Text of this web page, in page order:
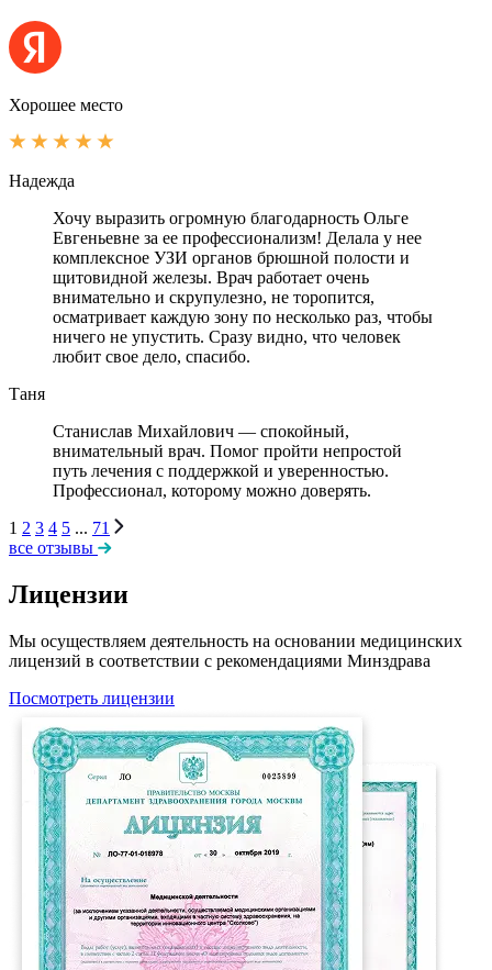
Хорошее место
Надежда
Хочу выразить огромную благодарность Ольге
Евгеньевне за ее профессионализм! Делала у нее
комплексное УЗИ органов брюшной полости и
щитовидной железы. Врач работает очень
внимательно и скрупулезно, не торопится,
осматривает каждую зону по несколько раз, чтобы
ничего не упустить. Сразу видно, что человек
любит свое дело, спасибо.
Таня
Станислав Михайлович — спокойный,
внимательный врач. Помог пройти непростой
путь лечения с поддержкой и уверенностью.
Профессионал, которому можно доверять.
1 2 3 4 5 ... 71
все отзывы
Лицензии
Мы осуществляем деятельность на основании медицинских
лицензий в соответствии с рекомендациями Минздрава
Посмотреть лицензии